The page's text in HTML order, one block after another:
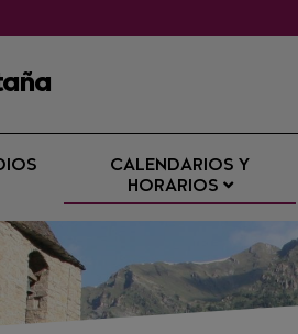
CALENDARIOS Y
HORARIOS